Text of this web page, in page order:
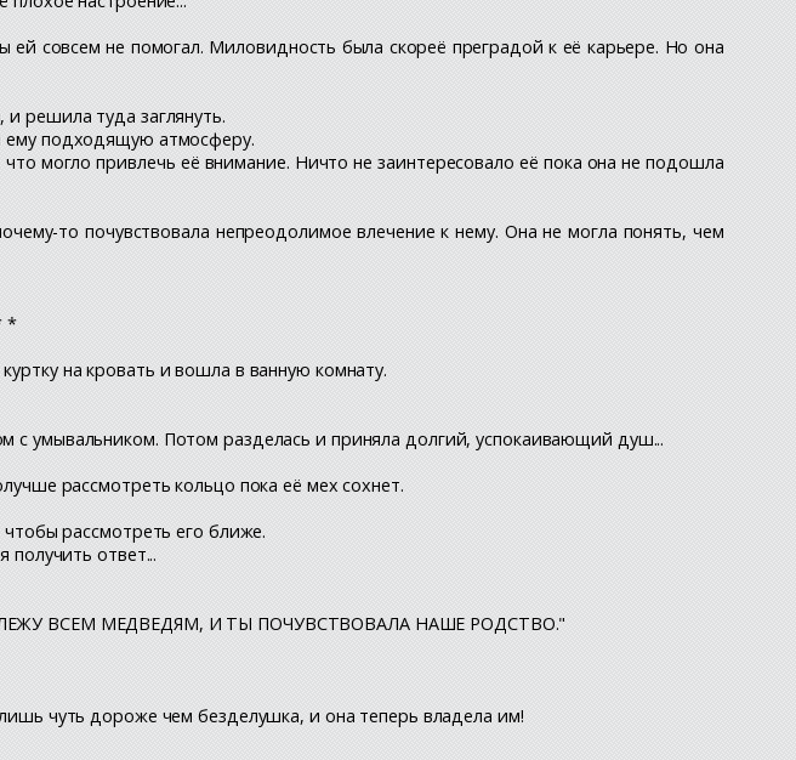
совсем не помогал. Миловидность была скореё преградой к её карьере. Но она
решила туда заглянуть.
ему подходящую атмосферу.
могло привлечь её внимание. Ничто не заинтересовало её пока она не подошла
то почувствовала непреодолимое влечение к нему. Она не могла понять, чем
*
на кровать и вошла в ванную комнату.
умывальником. Потом разделась и приняла долгий, успокаивающий душ...
рассмотреть кольцо пока её мех сохнет.
рассмотреть его ближе.
получить ответ...
ВСЕМ МЕДВЕДЯМ, И ТЫ ПОЧУВСТВОВАЛА НАШЕ РОДСТВО."
чуть дороже чем безделушка, и она теперь владела им!